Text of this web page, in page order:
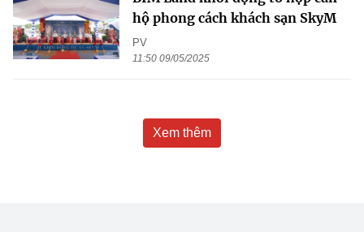
hộ phong cách khách sạn SkyM
PV
11:50 09/05/2025
Xem thêm